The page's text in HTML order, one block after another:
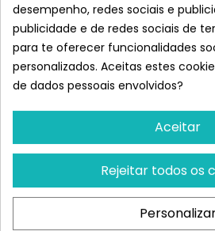
Sticks Triple Variedad
Para...
¡Últimas produtos!
Y
desempenho, redes sociais e
publicidade e de redes sociais de
para te oferecer funcionalidades
personalizados. Aceitas estes
de dados pessoais envolvidos?
Aceitar
Rejeitar todos os